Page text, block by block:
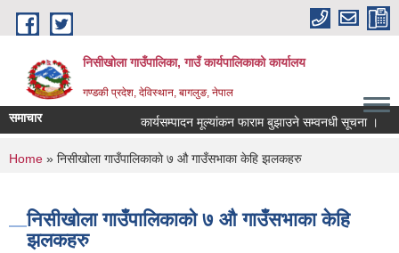
Skip to main content
निसीखोला गाउँपालिका, गाउँ कार्यपालिकाको कार्यालय
गण्डकी प्रदेश, देविस्थान, बागलुङ, नेपाल
समाचार कार्यसम्पादन मूल्यांकन फाराम बुझाउने सम्वनधी सूचना ।
You are here
Home » निसीखोला गाउँपालिकाकाे ७ औ गाउँसभाका केहि झलकहरु
निसीखोला गाउँपालिकाकाे ७ औ गाउँसभाका केहि
झलकहरु